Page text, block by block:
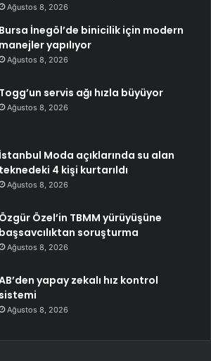
Ağustos 8, 2026
Bursa İnegöl’de binicilik için modern
manejler yapılıyor
Ağustos 8, 2026
Togg’un servis ağı hızla büyüyor
Ağustos 8, 2026
İstanbul Moda açıklarında su alan
teknedeki 4 kişi kurtarıldı
Ağustos 8, 2026
Özgür Özel’in TBMM yürüyüşüne
başsavcılıktan soruşturma
Ağustos 8, 2026
yapay zekalı hız kontrol
sistemi
Ağustos 8, 2026